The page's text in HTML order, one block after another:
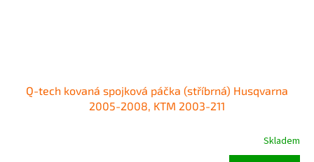
Q-tech kovaná spojková páčka (stříbrná) Husqvarna
2005-2008, KTM 2003-211
Skladem